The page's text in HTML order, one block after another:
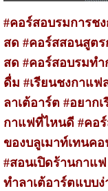
#คอร์สอบรมการช
สด #คอร์สสอนสูต
สด #คอร์สอบรมท
ดื่ม #เรียนชงกาแฟ
ลาเต้อาร์ต #อยาก
กาแฟที่ไหนดี #คอ
ของบลูเมาท์เทนค
#สอนเปิดร้านกาแฟ
ทำลาเต้อาร์ตแบบง่